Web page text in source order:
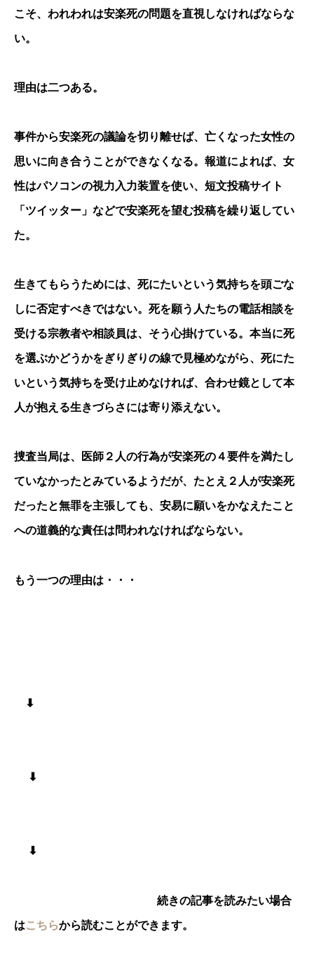
こそ、われわれは安楽死の問題を直視しなければならな
い。
理由は二つある。
事件から安楽死の議論を切り離せば、亡くなった女性の
思いに向き合うことができなくなる。報道によれば、女
性はパソコンの視力入力装置を使い、短文投稿サイト
「ツイッター」などで安楽死を望む投稿を繰り返してい
た。
生きてもらうためには、死にたいという気持ちを頭ごな
しに否定すべきではない。死を願う人たちの電話相談を
受ける宗教者や相談員は、そう心掛けている。本当に死
を選ぶかどうかをぎりぎりの線で見極めながら、死にた
いという気持ちを受け止めなければ、合わせ鏡として本
人が抱える生きづらさには寄り添えない。
捜査当局は、医師２人の行為が安楽死の４要件を満たし
ていなかったとみているようだが、たとえ２人が安楽死
だったと無罪を主張しても、安易に願いをかなえたこと
への道義的な責任は問われなければならない。
もう一つの理由は・・・
⬇︎
⬇︎
⬇︎
続きの記事を読みたい場合
はこちらから読むことができます。